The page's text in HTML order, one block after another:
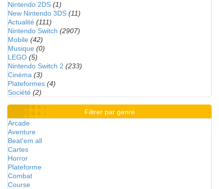
Nintendo 2DS (1)
New Nintendo 3DS (11)
Actualité (111)
Nintendo Switch (2907)
Mobile (42)
Musique (0)
LEGO (5)
Nintendo Switch 2 (233)
Cinéma (3)
Plateformes (4)
Société (2)
Filtrer par genre
Arcade
Aventure
Beat'em all
Cartes
Horror
Plateforme
Combat
Course